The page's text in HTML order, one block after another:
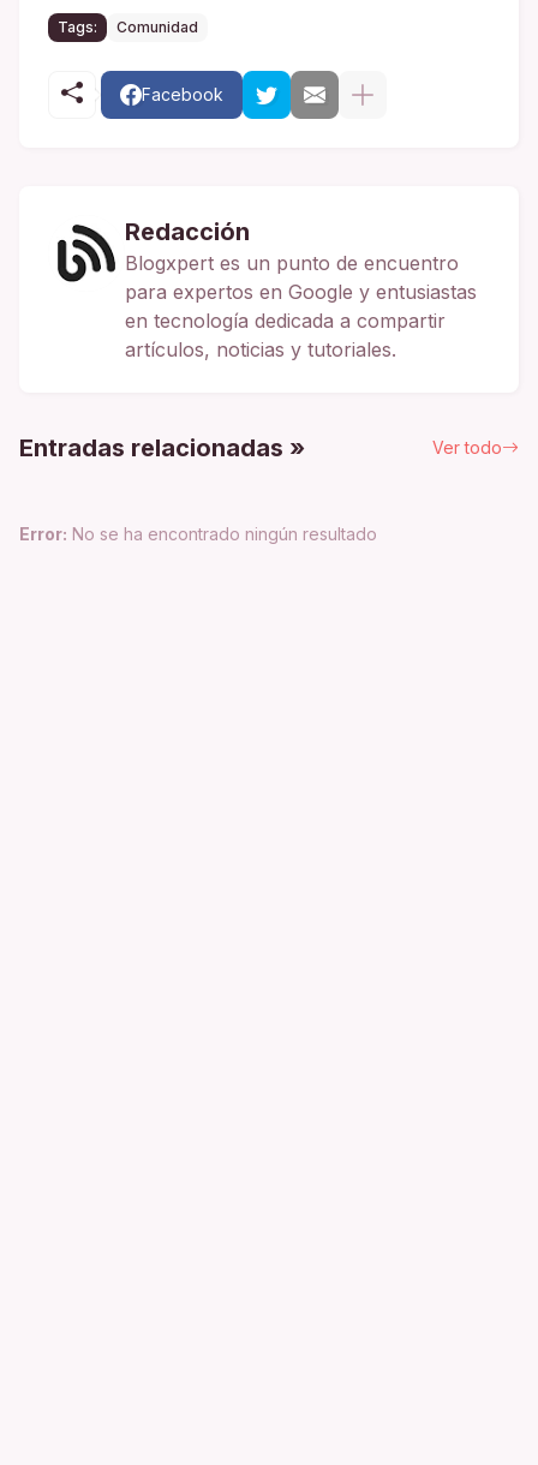
Tags: Comunidad
Facebook
Redacción
Blogxpert es un punto de encuentro
para expertos en Google y entusiastas
en tecnología dedicada a compartir
artículos, noticias y tutoriales.
Entradas relacionadas » Ver todo
Error: No se ha encontrado ningún resultado